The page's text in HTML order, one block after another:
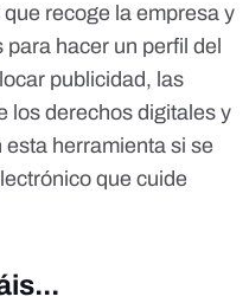
recoge la empresa y
hacer un perfil del
publicidad, las
los derechos digitales y
herramienta si se
que cuide